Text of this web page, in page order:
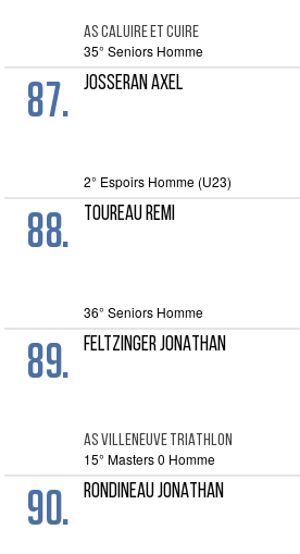
AS CALUIRE ET CUIRE
35° Seniors Homme
87. JOSSERAN AXEL
2° Espoirs Homme (U23)
88. TOUREAU REMI
36° Seniors Homme
89. FELTZINGER JONATHAN
AS VILLENEUVE TRIATHLON
15° Masters 0 Homme
90. RONDINEAU JONATHAN